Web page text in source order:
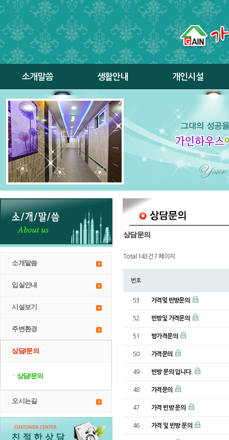
소개말씀 생활안내 개인시설
소개말씀
입실안내
시설보기
주변환경
상담/문의
ㆍ상담/문의
오시는길
상담문의
Total 143건 7 페이지
번호
53 가격밎 빈방문의
52 빈방및 가격문의
51 방가격문의
50 가격문의
49 빈방 문의 입니다.
48 가격문의
47 가격 빈방 문의
46 가격 및 빈방 문의